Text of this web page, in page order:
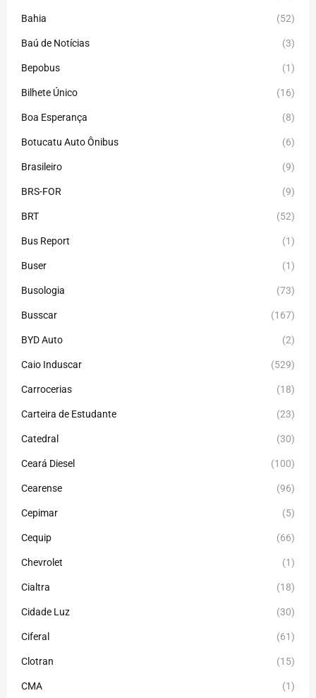
Bahia (52)
Baú de Notícias (3)
Bepobus (1)
Bilhete Único (16)
Boa Esperança (8)
Botucatu Auto Ônibus (6)
Brasileiro (9)
BRS-FOR (9)
BRT (52)
Bus Report (1)
Buser (1)
Busologia (73)
Busscar (167)
BYD Auto (2)
Caio Induscar (529)
Carrocerias (18)
Carteira de Estudante (23)
Catedral (30)
Ceará Diesel (100)
Cearense (96)
Cepimar (5)
Cequip (66)
Chevrolet (1)
Cialtra (18)
Cidade Luz (30)
Ciferal (61)
Clotran (15)
CMA (1)